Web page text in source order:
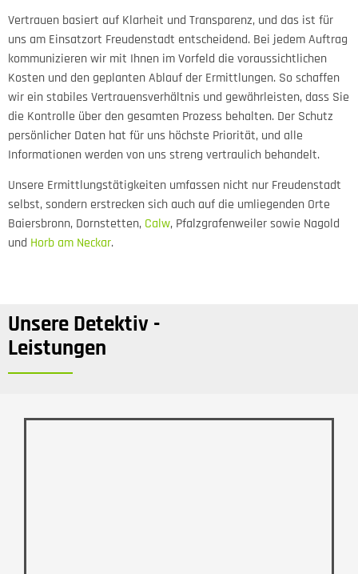
Vertrauen basiert auf Klarheit und Transparenz, und das ist für
uns am Einsatzort Freudenstadt entscheidend. Bei jedem Auftrag
kommunizieren wir mit Ihnen im Vorfeld die voraussichtlichen
Kosten und den geplanten Ablauf der Ermittlungen. So schaffen
wir ein stabiles Vertrauensverhältnis und gewährleisten, dass Sie
die Kontrolle über den gesamten Prozess behalten. Der Schutz
persönlicher Daten hat für uns höchste Priorität, und alle
Informationen werden von uns streng vertraulich behandelt.
Unsere Ermittlungstätigkeiten umfassen nicht nur Freudenstadt
selbst, sondern erstrecken sich auch auf die umliegenden Orte
Baiersbronn, Dornstetten, Calw, Pfalzgrafenweiler sowie Nagold
und Horb am Neckar.
Unsere Detektiv -
Leistungen